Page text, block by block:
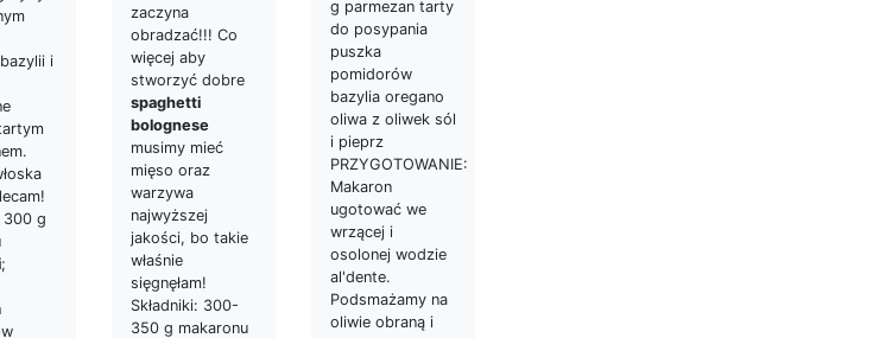
i
300 g
;
zaczyna
obradzać!!! Co
więcej aby
stworzyć dobre
spaghetti
bolognese
musimy mieć
mięso oraz
warzywa
najwyższej
jakości, bo takie
właśnie
sięgnęłam!
Składniki: 300-
350 g makaronu
g parmezan tarty
do posypania
puszka
pomidorów
bazylia oregano
oliwa z oliwek sól
i pieprz
PRZYGOTOWANIE:
Makaron
ugotować we
wrzącej i
osolonej wodzie
al'dente.
Podsmażamy na
oliwie obraną i